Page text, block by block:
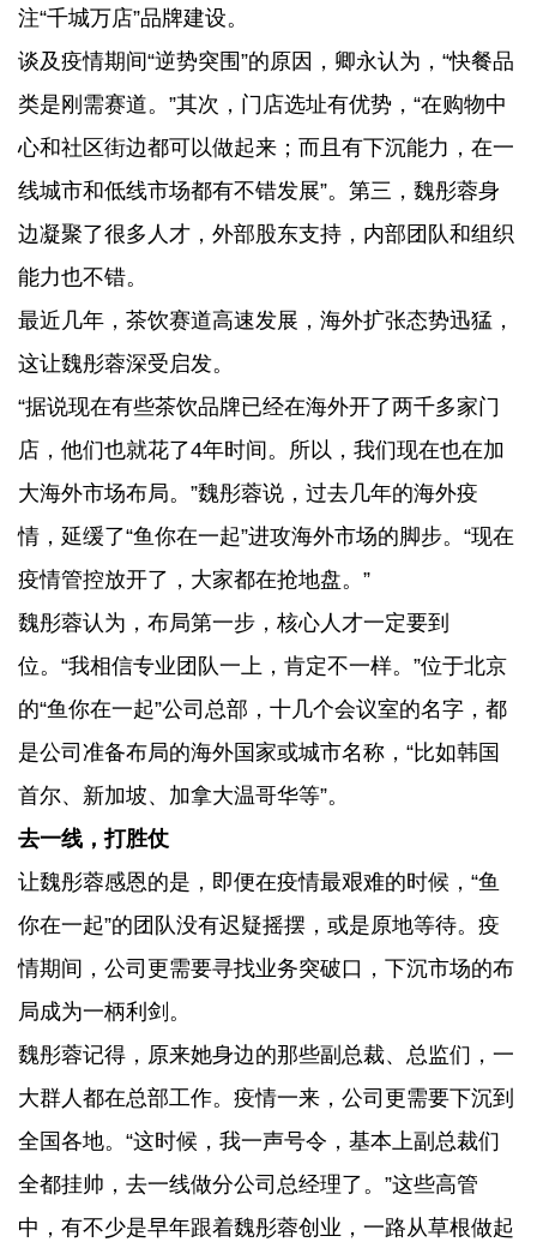
注“千城万店”品牌建设。
谈及疫情期间“逆势突围”的原因，卿永认为，“快餐品
类是刚需赛道。”其次，门店选址有优势，“在购物中
心和社区街边都可以做起来；而且有下沉能力，在一
线城市和低线市场都有不错发展”。第三，魏彤蓉身
边凝聚了很多人才，外部股东支持，内部团队和组织
能力也不错。
最近几年，茶饮赛道高速发展，海外扩张态势迅猛，
这让魏彤蓉深受启发。
“据说现在有些茶饮品牌已经在海外开了两千多家门
店，他们也就花了4年时间。所以，我们现在也在加
大海外市场布局。”魏彤蓉说，过去几年的海外疫
情，延缓了“鱼你在一起”进攻海外市场的脚步。“现在
疫情管控放开了，大家都在抢地盘。”
魏彤蓉认为，布局第一步，核心人才一定要到
位。“我相信专业团队一上，肯定不一样。”位于北京
的“鱼你在一起”公司总部，十几个会议室的名字，都
是公司准备布局的海外国家或城市名称，“比如韩国
首尔、新加坡、加拿大温哥华等”。
去一线，打胜仗
让魏彤蓉感恩的是，即便在疫情最艰难的时候，“鱼
你在一起”的团队没有迟疑摇摆，或是原地等待。疫
情期间，公司更需要寻找业务突破口，下沉市场的布
局成为一柄利剑。
魏彤蓉记得，原来她身边的那些副总裁、总监们，一
大群人都在总部工作。疫情一来，公司更需要下沉到
全国各地。“这时候，我一声号令，基本上副总裁们
全都挂帅，去一线做分公司总经理了。”这些高管
中，有不少是早年跟着魏彤蓉创业，一路从草根做起